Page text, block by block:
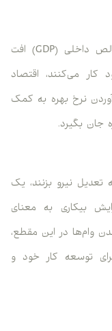
زمانی که آمارها نشان می‌دهند تولید ناخالص داخلی (GDP) افت
کار می‌کنند، اقتصاد
نرخ بهره به کمک
جان بگیرد.
نیرو بزنند، یک
بیکاری به معنای
وام‌ها در این مقطع،
توسعه کار خود و